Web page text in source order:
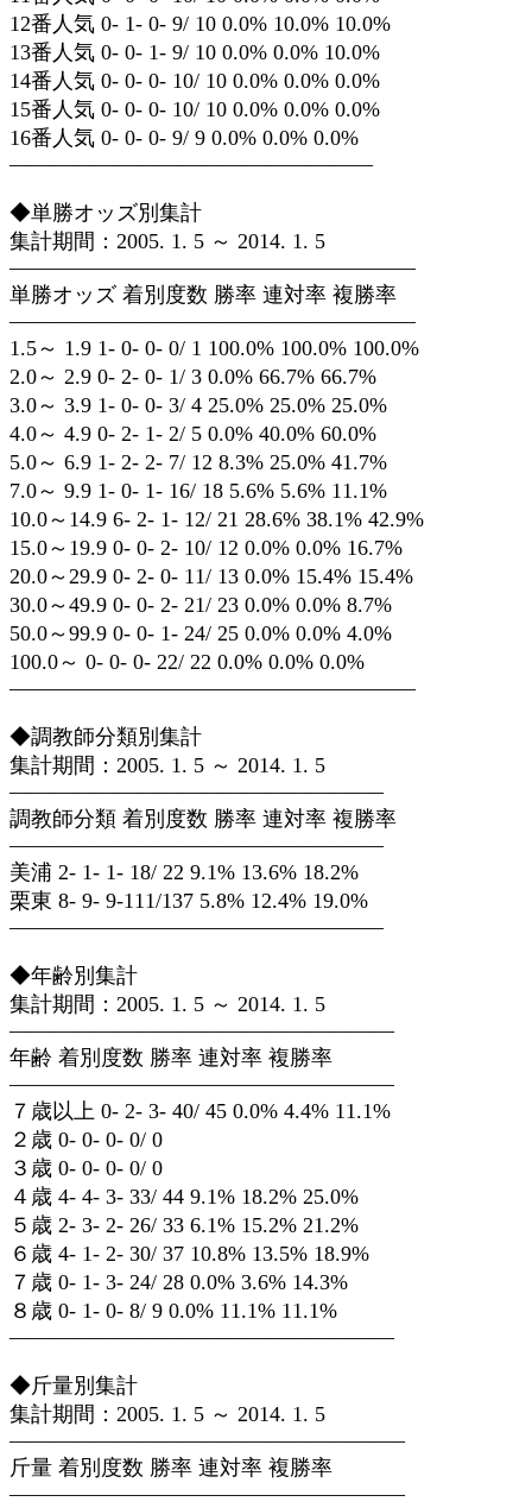
12番人気 0- 1- 0- 9/ 10 0.0% 10.0% 10.0%
13番人気 0- 0- 1- 9/ 10 0.0% 0.0% 10.0%
14番人気 0- 0- 0- 10/ 10 0.0% 0.0% 0.0%
15番人気 0- 0- 0- 10/ 10 0.0% 0.0% 0.0%
16番人気 0- 0- 0- 9/ 9 0.0% 0.0% 0.0%
—————————————————
◆単勝オッズ別集計
集計期間：2005. 1. 5 ～ 2014. 1. 5
———————————————————
単勝オッズ 着別度数 勝率 連対率 複勝率
———————————————————
1.5～ 1.9 1- 0- 0- 0/ 1 100.0% 100.0% 100.0%
2.0～ 2.9 0- 2- 0- 1/ 3 0.0% 66.7% 66.7%
3.0～ 3.9 1- 0- 0- 3/ 4 25.0% 25.0% 25.0%
4.0～ 4.9 0- 2- 1- 2/ 5 0.0% 40.0% 60.0%
5.0～ 6.9 1- 2- 2- 7/ 12 8.3% 25.0% 41.7%
7.0～ 9.9 1- 0- 1- 16/ 18 5.6% 5.6% 11.1%
10.0～14.9 6- 2- 1- 12/ 21 28.6% 38.1% 42.9%
15.0～19.9 0- 0- 2- 10/ 12 0.0% 0.0% 16.7%
20.0～29.9 0- 2- 0- 11/ 13 0.0% 15.4% 15.4%
30.0～49.9 0- 0- 2- 21/ 23 0.0% 0.0% 8.7%
50.0～99.9 0- 0- 1- 24/ 25 0.0% 0.0% 4.0%
100.0～ 0- 0- 0- 22/ 22 0.0% 0.0% 0.0%
———————————————————
◆調教師分類別集計
集計期間：2005. 1. 5 ～ 2014. 1. 5
—————————————————–
調教師分類 着別度数 勝率 連対率 複勝率
—————————————————–
美浦 2- 1- 1- 18/ 22 9.1% 13.6% 18.2%
栗東 8- 9- 9-111/137 5.8% 12.4% 19.0%
—————————————————–
◆年齢別集計
集計期間：2005. 1. 5 ～ 2014. 1. 5
——————————————————
年齢 着別度数 勝率 連対率 複勝率
——————————————————
７歳以上 0- 2- 3- 40/ 45 0.0% 4.4% 11.1%
２歳 0- 0- 0- 0/ 0
３歳 0- 0- 0- 0/ 0
４歳 4- 4- 3- 33/ 44 9.1% 18.2% 25.0%
５歳 2- 3- 2- 26/ 33 6.1% 15.2% 21.2%
６歳 4- 1- 2- 30/ 37 10.8% 13.5% 18.9%
７歳 0- 1- 3- 24/ 28 0.0% 3.6% 14.3%
８歳 0- 1- 0- 8/ 9 0.0% 11.1% 11.1%
——————————————————
◆斤量別集計
集計期間：2005. 1. 5 ～ 2014. 1. 5
——————————————————–
斤量 着別度数 勝率 連対率 複勝率
——————————————————–